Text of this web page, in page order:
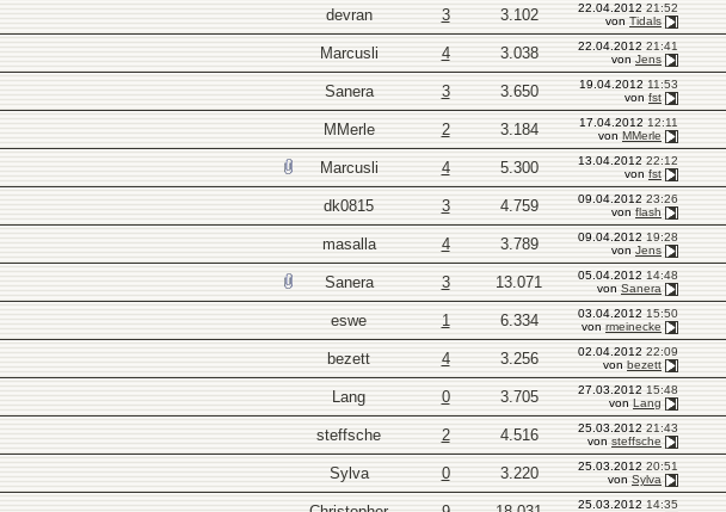
devran 3 3.102 22.04.2012 21:52
von Tidals
Marcusli 4 3.038 22.04.2012 21:41
von Jens
Sanera 3 3.650 19.04.2012 11:53
von fst
MMerle 2 3.184 17.04.2012 12:11
von MMerle
Marcusli 4 5.300 13.04.2012 22:12
von fst
dk0815 3 4.759 09.04.2012 23:26
von flash
masalla 4 3.789 09.04.2012 19:28
von Jens
Sanera 3 13.071 05.04.2012 14:48
von Sanera
eswe 1 6.334 03.04.2012 15:50
von rmeinecke
bezett 4 3.256 02.04.2012 22:09
von bezett
Lang 0 3.705 27.03.2012 15:48
von Lang
steffsche 2 4.516 25.03.2012 21:43
von steffsche
Sylva 0 3.220 25.03.2012 20:51
von Sylva
25.03.2012 14:35